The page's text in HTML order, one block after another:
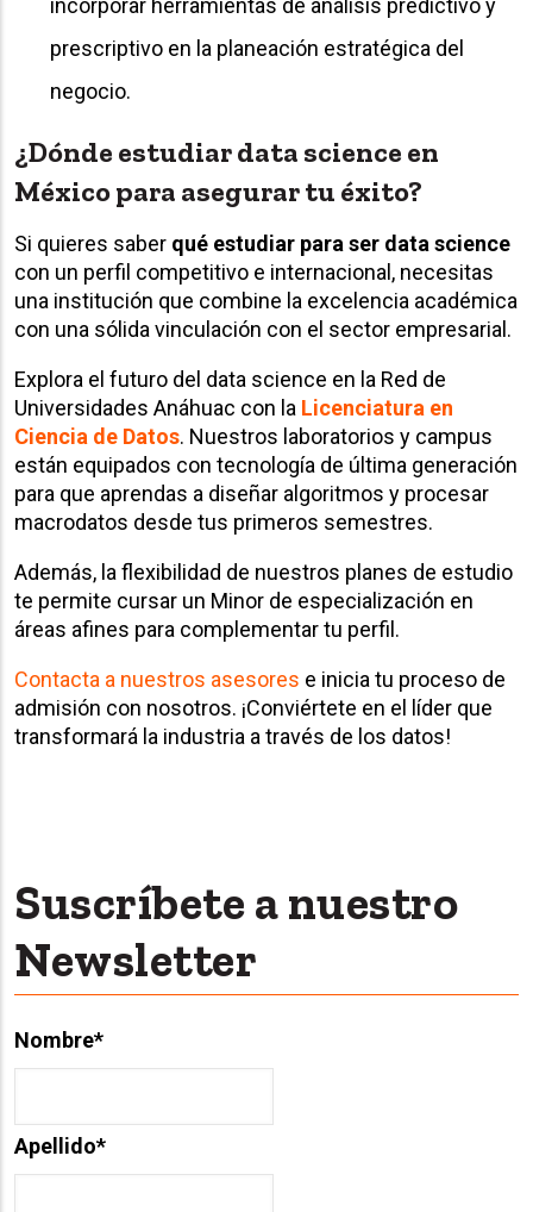
prescriptivo en la planeación estratégica del
negocio.
¿Dónde estudiar data science en
México para asegurar tu éxito?
Si quieres saber qué estudiar para ser data science
con un perfil competitivo e internacional, necesitas
una institución que combine la excelencia académica
con una sólida vinculación con el sector empresarial.
Explora el futuro del data science en la Red de
Universidades Anáhuac con la Licenciatura en
Ciencia de Datos. Nuestros laboratorios y campus
están equipados con tecnología de última generación
para que aprendas a diseñar algoritmos y procesar
macrodatos desde tus primeros semestres.
Además, la flexibilidad de nuestros planes de estudio
te permite cursar un Minor de especialización en
áreas afines para complementar tu perfil.
Contacta a nuestros asesores e inicia tu proceso de
admisión con nosotros. ¡Conviértete en el líder que
transformará la industria a través de los datos!
Suscríbete a nuestro
Newsletter
Nombre*
Apellido*